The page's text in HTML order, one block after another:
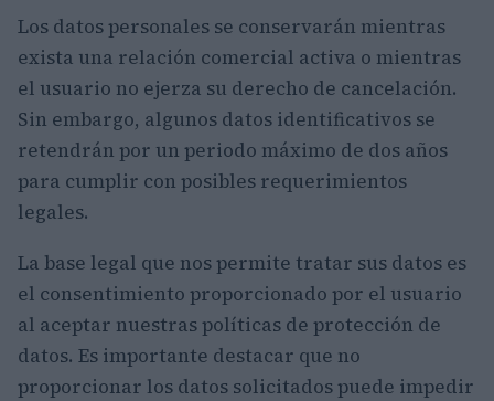
Los datos personales se conservarán mientras
exista una relación comercial activa o mientras
el usuario no ejerza su derecho de cancelación.
Sin embargo, algunos datos identificativos se
retendrán por un periodo máximo de dos años
para cumplir con posibles requerimientos
legales.
La base legal que nos permite tratar sus datos es
el consentimiento proporcionado por el usuario
al aceptar nuestras políticas de protección de
datos. Es importante destacar que no
proporcionar los datos solicitados puede impedir